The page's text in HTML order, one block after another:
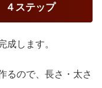
ステップ
します。
るので、長さ・太さ